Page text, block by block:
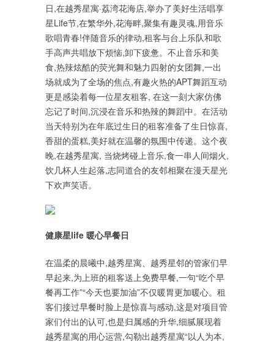
日,在越秀星寓·荔湾花海店,举办了美好生活唱享
星Life节,在繁华外,花海畔,聚集有趣灵魂,用音乐
歌唱青春!伴随音乐的律动,租客与台上乐队和歌
手高声共唱放下烦恼,卸下疲惫。不止音乐和美
食,热辣炫酷的荧光舞和魅力四射的女团舞,一出
场就成为了全场的焦点,有趣火热的APT舞蹈互动
更是感染着每一位星友租客, 在这一刻大家仿佛
忘记了时间,沉浸在音乐和热辣的舞蹈中。在活动
当天特别为在年底过生日的租客准备了生日惊喜,
香甜的蛋糕,美好就在温馨的氛围中传递。这个夜
晚,在越秀星寓, 当烧烤碰上音乐,食一串人间烟火,
饮几杯人生起落,志同道合的友邻相聚在漫天星光
下欢声笑语。
健康星life 暖心早餐日
在温柔的晨曦中,越秀星寓、越秀星邻的管家们早
早起来,为上班的租客送上免费早餐,一句“吃个早
餐再工作”“今天也要加油”不仅暖胃更加暖心。租
客们接过早餐时脸上是惊喜与感动,这是对项目管
家们付出的认可,也是归属感的升华,细腻展现着
越秀星寓的用心运营,勾勒出越秀星寓“以人为本,